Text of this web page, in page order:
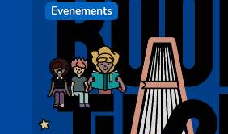
Evenements